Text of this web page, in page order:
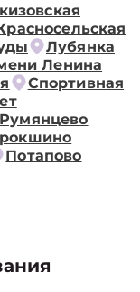
Лубянка
Ленина
Спортивная
Румянцево
Потапово